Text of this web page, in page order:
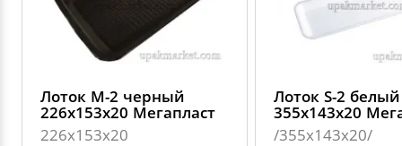
Лоток M-2 черный
226х153х20 Мегапласт
226х153х20
Лоток S-2 белый
355х143х20
/355х143х20/